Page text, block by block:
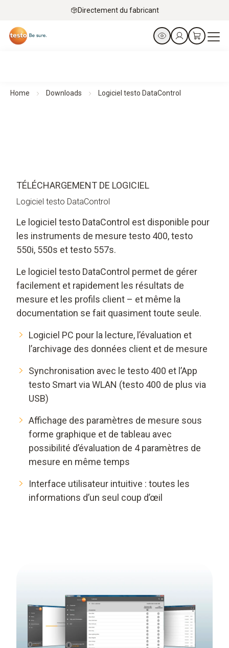
Directement du fabricant
Home Downloads Logiciel testo DataControl
TÉLÉCHARGEMENT DE LOGICIEL
Logiciel testo DataControl
Le logiciel testo DataControl est disponible pour
les instruments de mesure testo 400, testo
550i, 550s et testo 557s.
Le logiciel testo DataControl permet de gérer
facilement et rapidement les résultats de
mesure et les profils client – et même la
documentation se fait quasiment toute seule.
Logiciel PC pour la lecture, l’évaluation et
l’archivage des données client et de mesure
Synchronisation avec le testo 400 et l’App
testo Smart via WLAN (testo 400 de plus via
USB)
Affichage des paramètres de mesure sous
forme graphique et de tableau avec
possibilité d’évaluation de 4 paramètres de
mesure en même temps
Interface utilisateur intuitive : toutes les
informations d’un seul coup d’œil